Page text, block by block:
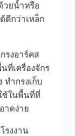
วยน้ำหรือ
ดีกว่าเหล็ก
รงอาร์คส
ที่เครื่องจักร
ำกรงเก็บ
ช้ในพื้นที่ที่
าดง่าย
รงงาน